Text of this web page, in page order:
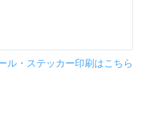
ル・ステッカー印刷はこちら